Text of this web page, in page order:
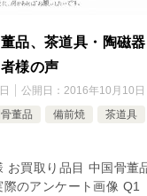
董品、茶道具・陶磁
様の声
公開日： 2016年10月10日
董品 備前焼 茶道具
お買取り品目 中国骨董
際のアンケート画像